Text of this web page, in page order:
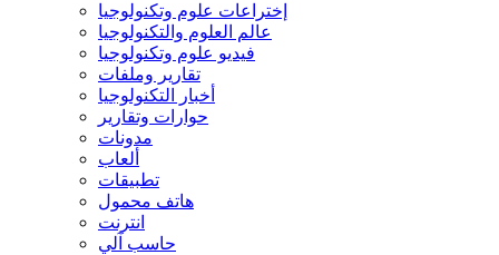
إختراعات علوم وتكنولوجيا
عالم العلوم والتكنولوجيا
فيديو علوم وتكنولوجيا
تقارير وملفات
أخبار التكنولوجيا
حوارات وتقارير
مدونات
ألعاب
تطبيقات
هاتف محمول
انترنت
حاسب آلي